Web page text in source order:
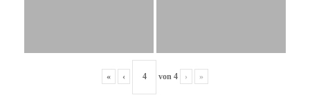
« ‹ von 4 › »